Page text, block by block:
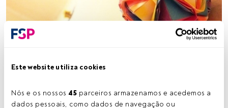
Este website utiliza cookies
Nós e os nossos 45 parceiros armazenamos e acedemos a
dados pessoais, como dados de navegação ou
Tempo de leitura: 2 min.